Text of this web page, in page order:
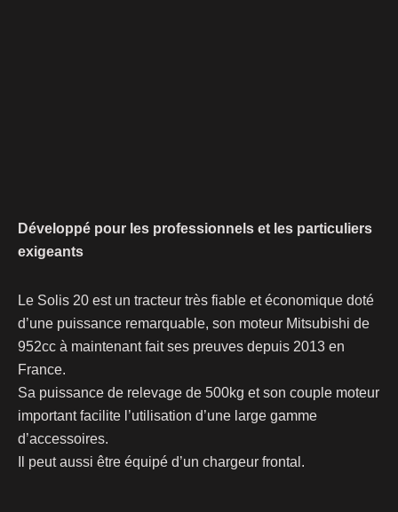
Développé pour les professionnels et les particulier​s
exigeants
Le Solis 20 est un tracteur très fiable et économique doté
d’une puissance remarquable, son moteur Mitsubishi de
952cc à maintenant fait ses preuves depuis 2013 en
France.
Sa puissance de relevage de 500kg et son couple moteur
important facilite l’utilisation d’une large gamme
d’accessoires.
Il peut aussi être équipé d’un chargeur frontal.